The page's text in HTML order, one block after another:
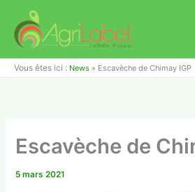
contenu
Vous êtes ici : News » Escavèche de Chimay IGP
Escavèche de
5 mars 2021